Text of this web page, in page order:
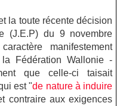
la toute récente décision
(J.E.P) du 9 novembre
manifestement
Fédération Wallonie -
que celle-ci taisait
est "de nature à induire
contraire aux exigences